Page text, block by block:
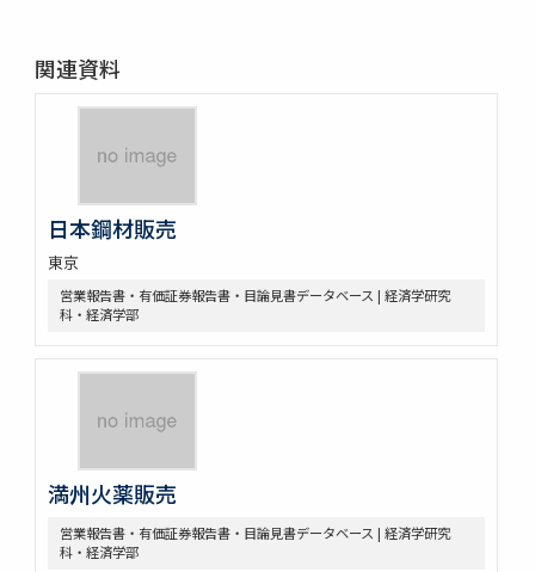
関連資料
日本鋼材販売
東京
営業報告書・有価証券報告書・目論見書データベース | 経済学研究
科・経済学部
満州火薬販売
営業報告書・有価証券報告書・目論見書データベース | 経済学研究
科・経済学部